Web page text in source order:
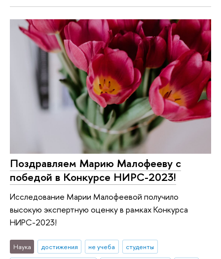
Поздравляем Марию Малофееву с
победой в Конкурсе НИРС-2023!
Исследование Марии Малофеевой получило
высокую экспертную оценку в рамках Конкурса
НИРС-2023!
Наука достижения не учеба
студенты